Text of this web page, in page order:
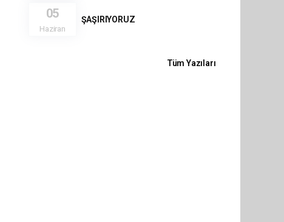
05
Haziran
ŞAŞIRIYORUZ
Tüm Yazıları